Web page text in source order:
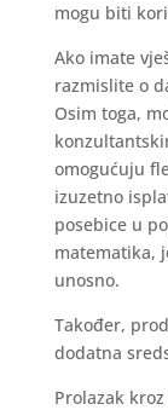
mogu biti
Ako imate
razmislite o
Osim toga,
omogućuju
izuzetno
posebice u
matematika,
unosno.
Također,
dodatna
Prolazak